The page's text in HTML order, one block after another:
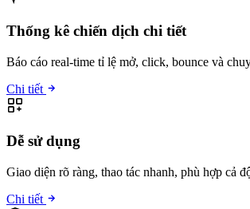
Thống kê chiến dịch chi tiết
Báo cáo real-time tỉ lệ mở, click, bounce và
Chi tiết
Dễ sử dụng
Giao diện rõ ràng, thao tác nhanh, phù hợp cả
Chi tiết